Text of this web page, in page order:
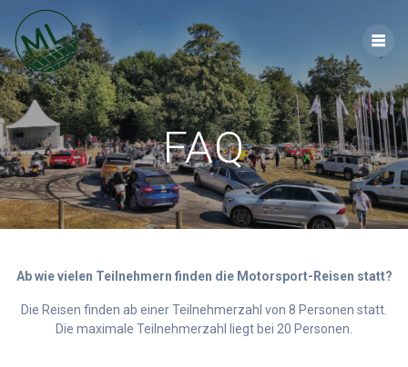
Inhalt
springen
FAQ
Ab wie vielen Teilnehmern finden die Motorsport-Reisen statt?
Die Reisen finden ab einer Teilnehmerzahl von 8 Personen statt.
Die maximale Teilnehmerzahl liegt bei 20 Personen.